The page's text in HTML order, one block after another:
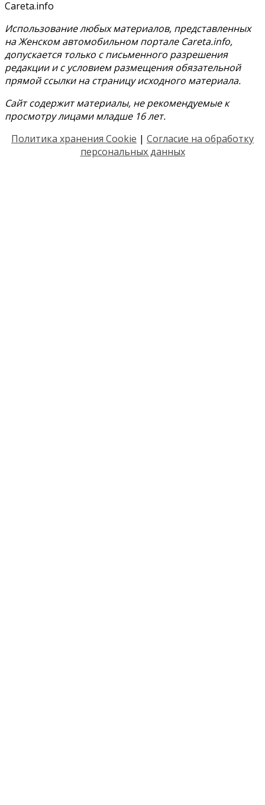
Careta.info
Использование любых материалов, представленных
на Женском автомобильном портале Careta.info,
допускается только с письменного разрешения
редакции и с условием размещения обязательной
прямой ссылки на страницу исходного материала.
Сайт содержит материалы, не рекомендуемые к
просмотру лицами младше 16 лет.
Политика хранения Cookie | Согласие на обработку
персональных данных